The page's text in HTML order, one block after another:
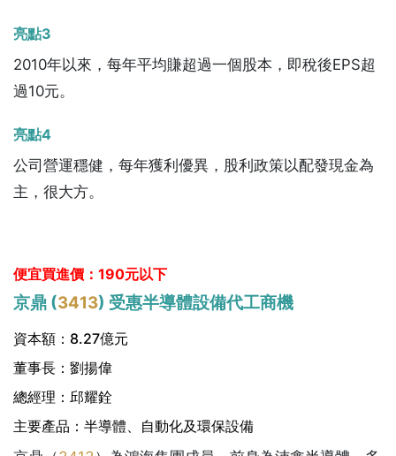
亮點3
2010年以來，每年平均賺超過一個股本，即稅後EPS超
過10元。
亮點4
公司營運穩健，每年獲利優異，股利政策以配發現金為
主，很大方。
便宜買進價：190元以下
京鼎 (3413) 受惠半導體設備代工商機
資本額：8.27億元
董事長：劉揚偉
總經理：邱耀銓
主要產品：半導體、自動化及環保設備